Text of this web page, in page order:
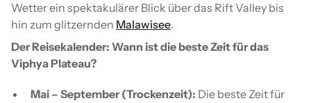
Wetter ein spektakulärer Blick über das Rift Valley bis
hin zum glitzernden Malawisee.
Der Reisekalender: Wann ist die beste Zeit für das
Viphya Plateau?
Mai – September (Trockenzeit): Die beste Zeit für